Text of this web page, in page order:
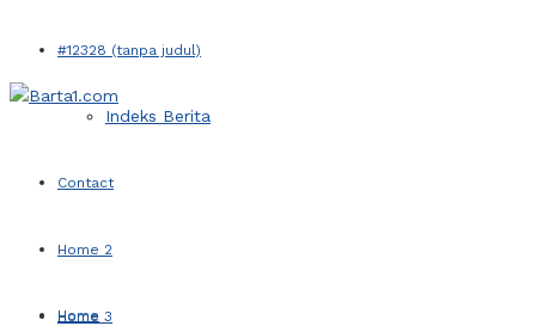
#12328 (tanpa judul)
Indeks Berita
Contact
Home 2
Home 3
Home